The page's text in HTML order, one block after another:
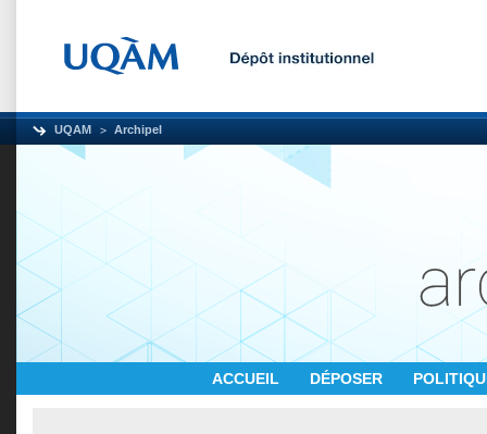
UQAM Archipel
ACCUEIL DÉPOSER